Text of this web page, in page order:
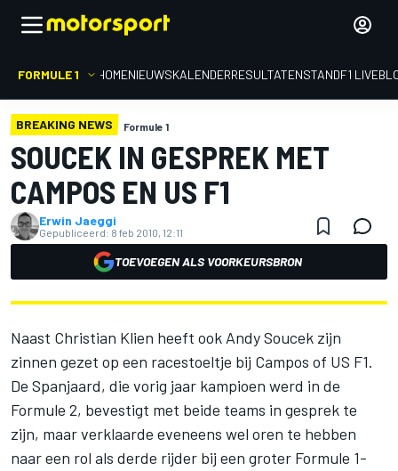
FORMULE 1 HOMENIEUWSKALENDERRESULTATENSTANDF1
BREAKING NEWS Formule 1
SOUCEK IN GESPREK MET
CAMPOS EN US F1
Erwin Jaeggi
Gepubliceerd: 8 feb 2010, 12:11
TOEVOEGEN ALS VOORKEURSBRON
Naast Christian Klien heeft ook Andy Soucek zijn
zinnen gezet op een racestoeltje bij Campos of US F1.
De Spanjaard, die vorig jaar kampioen werd in de
Formule 2, bevestigt met beide teams in gesprek te
zijn, maar verklaarde eveneens wel oren te hebben
naar een rol als derde rijder bij een groter Formule 1-